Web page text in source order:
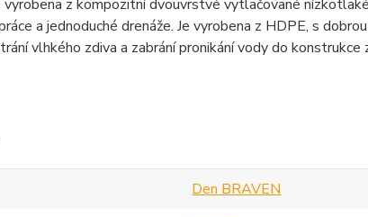
z kompozitní dvouvrstvé vytlačované
a jednoduché drenáže. Je vyrobena z HDPE, s
vlhkého zdiva a zabrání pronikání vody do konstrukce
Den BRAVEN